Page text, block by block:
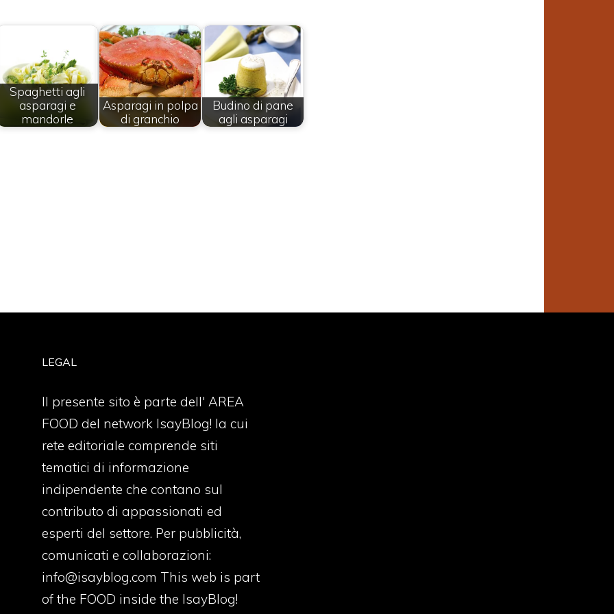
Spaghetti agli
asparagi e
mandorle
Asparagi in polpa
di granchio
Budino di pane
agli asparagi
LEGAL
Il presente sito è parte dell' AREA
FOOD del network IsayBlog! la cui
rete editoriale comprende siti
tematici di informazione
indipendente che contano sul
contributo di appassionati ed
esperti del settore. Per pubblicità,
comunicati e collaborazioni:
info@isayblog.com This web is part
of the FOOD inside the IsayBlog!